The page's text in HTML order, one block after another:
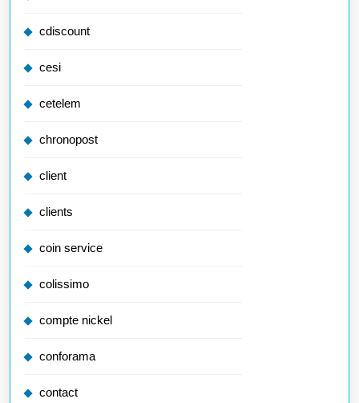
cdiscount
cesi
cetelem
chronopost
client
clients
coin service
colissimo
compte nickel
conforama
contact